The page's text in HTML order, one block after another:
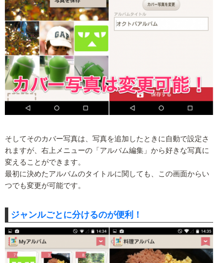
そしてそのカバー写真は、写真を追加したときに自動で設定さ
れますが、右上メニューの「アルバム編集」から好きな写真に
変えることができます。
最初に決めたアルバムのタイトルに関しても、この画面からい
つでも変更が可能です。
ジャンルごとに分けるのが便利！